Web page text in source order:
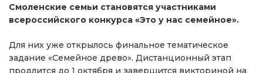
Смоленские семьи становятся участниками
всероссийского конкурса «Это у нас семейное».
Для них уже открылось финальное тематическое
задание «Семейное древо». Дистанционный этап
продлится до 1 октября и завершится викториной на